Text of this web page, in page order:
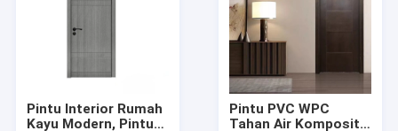
Pintu Interior Rumah
Kayu Modern, Pintu
Pintu PVC WPC
Tahan Air Komposit